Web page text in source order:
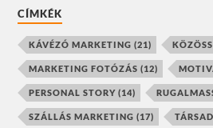
CÍMKÉK
KÁVÉZÓ MARKETING (21)
MARKETING FOTÓZÁS (12)
PERSONAL STORY (14)
SZÁLLÁS MARKETING (17)